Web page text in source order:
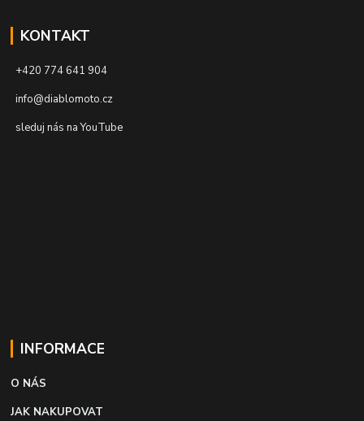
KONTAKT
+420 774 641 904
info@diablomoto.cz
sleduj nás na YouTube
INFORMACE
O NÁS
JAK NAKUPOVAT